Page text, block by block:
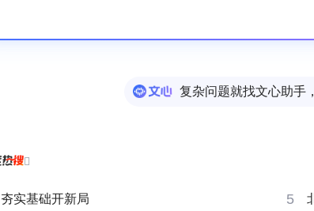
复杂问题就找文心助手

夯实基础开新局 5